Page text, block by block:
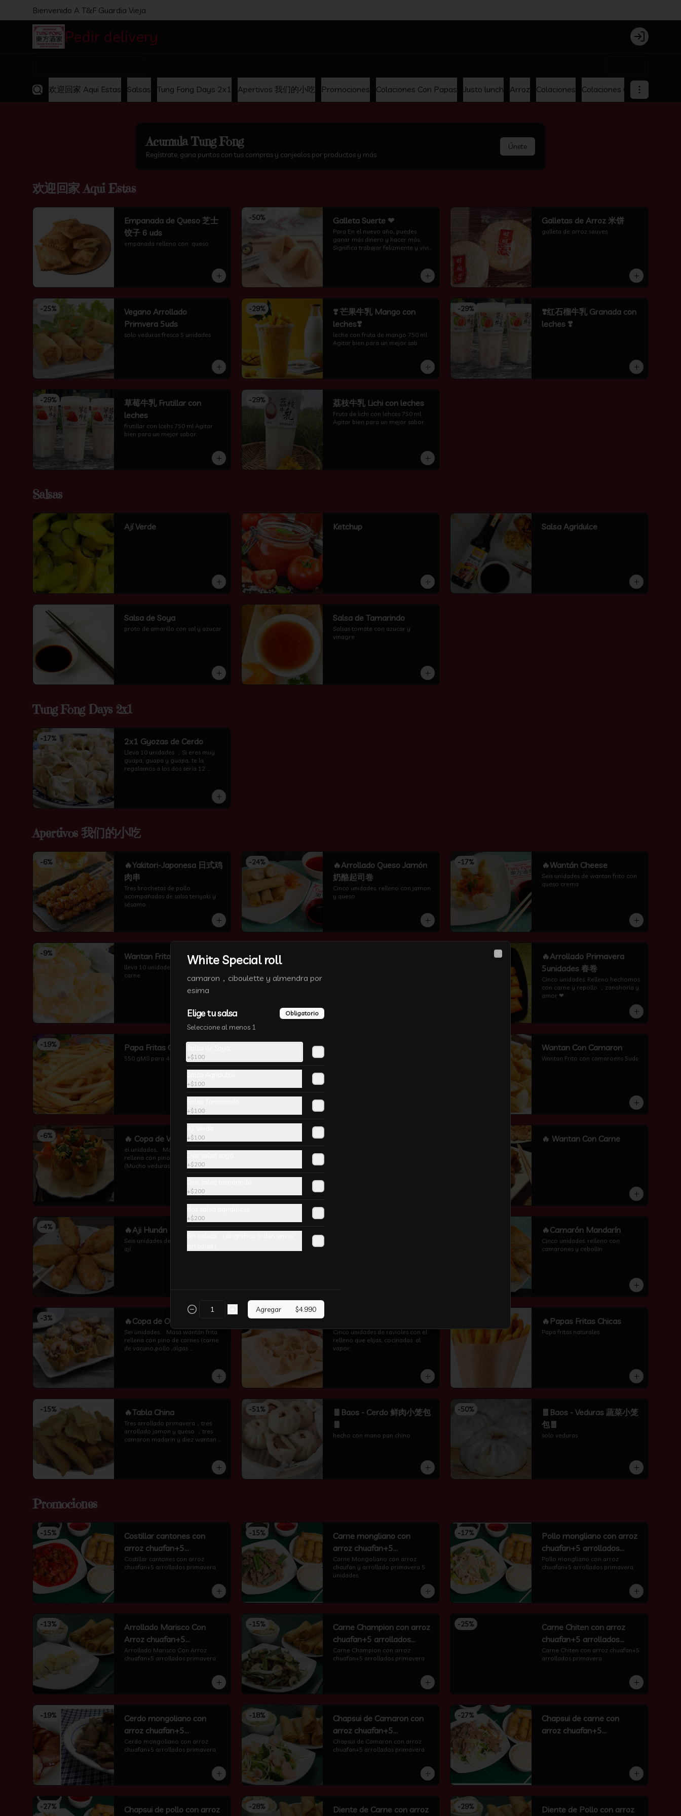
Bienvenido A T&F Guardia Vieja
Pedir delivery Login
欢迎回家 Aqui Estas Salsas Tung Fong Days 2x1 Apertivos 我们的小吃 Promociones Colaciones Con Papas Justo lunch Arroz Colaciones Colaciones Oferta
AcumulaTung Fong
Regístrate, gana puntos con tus compras y canjealos por productos y más
Únete
欢迎回家 Aqui Estas
Empanada de Queso 芝士
饺子 6 uds
empanada relleno con  queso
-50% Galleta Suerte ❤
Para En el nuevo año, puedes
ganar más dinero y hacer más.
Significa trabajar felizmente y vivir
Galletas de Arroz 米饼
galleta de arroz sauves
-25%
Vegano Arrollado
Primvera 5uds
solo veduras fresca 5 unidades
-29%
❣️ 芒果牛乳 Mango con
leches❣️
leche con fruta de mango 750 ml
Agitar bien para un mejor sab
-29%
❣️红石榴牛乳 Granada con
leches ❣️
-29%
草莓牛乳 Frutillar con
leches
frutillar con lcehs 750 ml Agitar
bien para un mejor sabor.
-29% 荔枝牛乳 Lichi con leches
Fruta de lichi con lehces 750 ml
Agitar bien para un mejor sabor.
Salsas
Ají Verde Ketchup Salsa Agridulce
Salsa de Soya
proto de amarillo con sal y azucar
Salsa de Tamarindo
Salsas tomate con azucar y
vinagre
Tung Fong Days 2x1
-17% 2x1 Gyozas de Cerdo
Lleva 10 unidades ，Si eres muy
guapa, guapa y guapa, te la
regalamos a los dos seria 12
Apertivos 我们的小吃
-6%
🔥Yakitori-Japonesa 日式鸡
肉串
Tres brochetas de pollo
acompañadas de salsa teriyaki y
sésamo.
-24%
🔥Arrollado Queso Jamón
奶酪起司卷
Cinco unidades. relleno con jamon
y queso
-17% 🔥Wantán Cheese
Seis unidades de wantan frito con
queso crema
-9% Wantan Frito
lleva 10 unidades wantan frito sin
carne
- 13%
🔥Arrollado Primavera
5unidades 春卷
Cinco unidades. Relleno hechomos
con carne y repollo ，zanahoria y
amor ❤
-19% Papa Fritas Grande
550 gMS para 4-5 perzonas
-29% Wantan Con Camaron
Wantan Frito con camaroens 5uds
-6% 🔥 Copa de Veduras
ei unidades..   Masa wantán frita
rellena con pino de vuduras
(Mucho veduras frescas ,algas
🔥 Wantan Con Carne
-4% 🔥Aji Hunán
Seis unidades de pescado frito con
ají.
🔥Camarón Mandarín
Cinco unidades. relleno con
camarones y cebollin
-3% 🔥Copa de Oro
Sei unidades..   Masa wantán frita
rellena con pino de carnes (carne
de vacuno,pollo ,algas
-20%
Cinco unidades de ravioles con el
relleno que elijas, cocinadas  al
vapor.
🔥Papas Fritas Chicas
Papa fritas naturales
-15% 🔥Tabla China
Tres arrollado primavera，tres
arrollado jamon y queso ，tres
camaron madarin y diez wantan
-51%
🧧Baos - Cerdo 鲜肉小笼包
hecho con mano pan chino
-50%
🧧Baos - Veduras 蔬菜小笼
包🧧
solo veduras
Promociones
-15%
Costillar cantones con
arroz chuafan+5
arrollados primavera
Costillar cantones con arroz
chuafan+5 arrollados primavera
-15%
Carne mongliano con
arroz chuafan+5
arrollados primavera
Carne Mongoliano con arroz
chaufan y arrollado primavera 5
unidades.
-17%
Pollo mongliano con arroz
chuafan+5 arrollados
primavera
Pollo mongliano con arroz
chuafan+5 arrollados primavera
-13%
Arrollado Marisco Con
Arroz chuafan+5
arrollados primavera
Arrollado Marisco Con Arroz
chuafan+5 arrollados primavera
-15%
Carne Champion con arroz
chuafan+5 arrollados
primavera
Carne Champion con arroz
chuafan+5 arrollados primavera
-25%
Carne Chiten con arroz
chuafan+5 arrollados
primavera
Carne Chiten con arroz chuafan+5
arrollados primavera
-19%
Cerdo mongoliano con
arroz chuafan+5
arrollados primavera
Cerdo mongoliano con arroz
chuafan+5 arrollados primavera
-18%
Chapsui de Camaron con
arroz chuafan+5
arrollados primavera
Chapsui de Camaron con arroz
chuafan+5 arrollados primavera
-27%
Chapsui de carne con
arroz chuafan+5
-27% Chapsui de pollo con arroz -28% Diente de Carne con arroz -29% Diente de Pollo con arroz
White Special roll
camaron，ciboulette y almendra por
esima
Elige tu salsa Obligatorio
Seleccione al menos 1
+$100
+$100
+$100
+$100
+$200
+$200
+$200
Agregar $4.990